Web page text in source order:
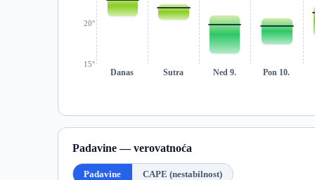
15°
20°
Danas Sutra Ned 9. Pon 10.
Padavine — verovatnoća
Padavine CAPE (nestabilnost)